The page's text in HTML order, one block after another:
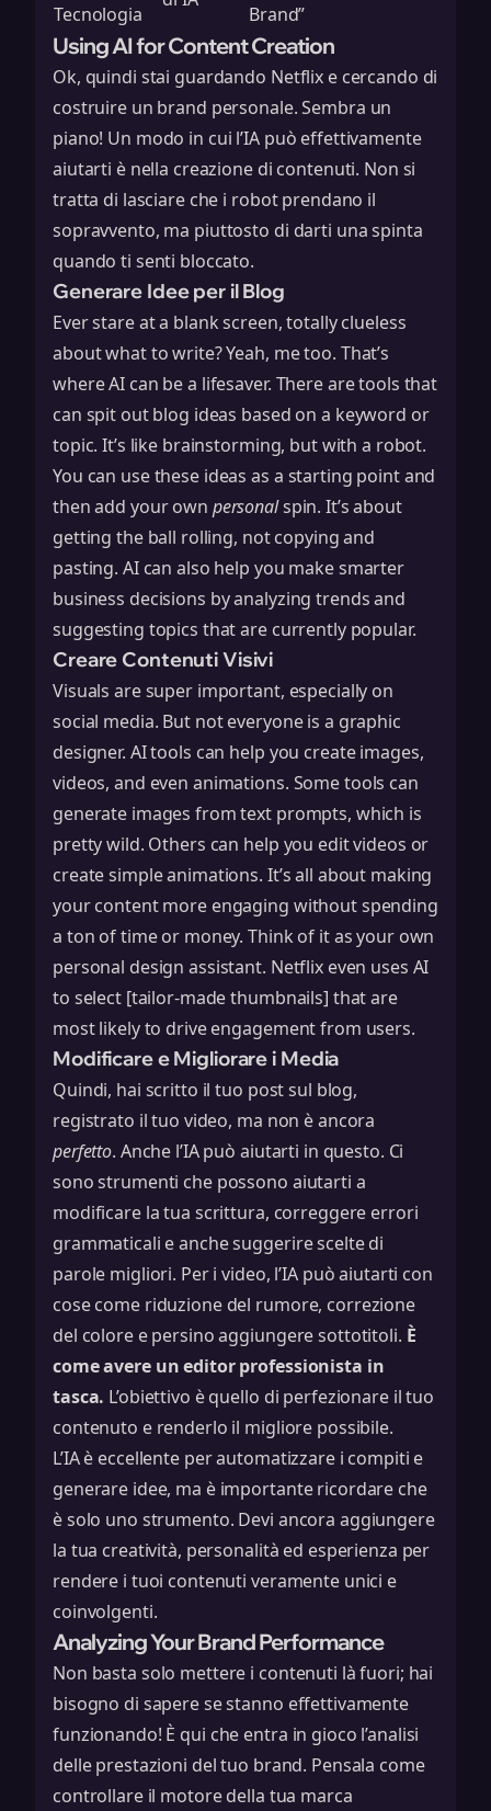
Tecnologia
Brand”
Using AI for Content Creation
Ok, quindi stai guardando Netflix e cercando di
costruire un brand personale. Sembra un
piano! Un modo in cui l’IA può effettivamente
aiutarti è nella creazione di contenuti. Non si
tratta di lasciare che i robot prendano il
sopravvento, ma piuttosto di darti una spinta
quando ti senti bloccato.
Generare Idee per il Blog
Ever stare at a blank screen, totally clueless
about what to write? Yeah, me too. That’s
where AI can be a lifesaver. There are tools that
can spit out blog ideas based on a keyword or
topic. It’s like brainstorming, but with a robot.
You can use these ideas as a starting point and
then add your own personalspin. It’s about
getting the ball rolling, not copying and
pasting. AI can also help you make smarter
business decisions by analyzing trends and
suggesting topics that are currently popular.
Creare Contenuti Visivi
Visuals are super important, especially on
social media. But not everyone is a graphic
designer. AI tools can help you create images,
videos, and even animations. Some tools can
generate images from text prompts, which is
pretty wild. Others can help you edit videos or
create simple animations. It’s all about making
your content more engaging without spending
a ton of time or money. Think of it as your own
personal design assistant. Netflix even uses AI
to select [tailor-made thumbnails] that are
most likely to drive engagement from users.
Modificare e Migliorare i Media
Quindi, hai scritto il tuo post sul blog,
registrato il tuo video, ma non è ancora
perfetto. Anche l’IA può aiutarti in questo. Ci
sono strumenti che possono aiutarti a
modificare la tua scrittura, correggere errori
grammaticali e anche suggerire scelte di
parole migliori. Per i video, l’IA può aiutarti con
cose come riduzione del rumore, correzione
del colore e persino aggiungere sottotitoli. È
come avere un editor professionista in
tasca. L’obiettivo è quello di perfezionare il tuo
contenuto e renderlo il migliore possibile.
L’IA è eccellente per automatizzare i compiti e
generare idee, ma è importante ricordare che
è solo uno strumento. Devi ancora aggiungere
la tua creatività, personalità ed esperienza per
rendere i tuoi contenuti veramente unici e
coinvolgenti.
Analyzing Your Brand Performance
Non basta solo mettere i contenuti là fuori; hai
bisogno di sapere se stanno effettivamente
funzionando! È qui che entra in gioco l’analisi
delle prestazioni del tuo brand. Pensala come
controllare il motore della tua marca